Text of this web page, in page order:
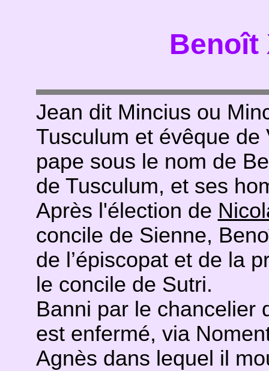
Benoît
Jean dit Mincius ou
Tusculum et évêque
pape sous le nom de
de Tusculum, et ses
Après l'élection de
concile de Sienne,
de l’épiscopat et de la
le concile de Sutri.
Banni par le chancelier
est enfermé, via
Agnès dans lequel il